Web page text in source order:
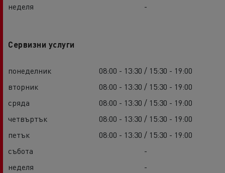
неделя
-
Сервизни услуги
понеделник
08:00 - 13:30 / 15:30 - 19:00
вторник
08:00 - 13:30 / 15:30 - 19:00
сряда
08:00 - 13:30 / 15:30 - 19:00
четвъртък
08:00 - 13:30 / 15:30 - 19:00
петък
08:00 - 13:30 / 15:30 - 19:00
събота
-
неделя
-